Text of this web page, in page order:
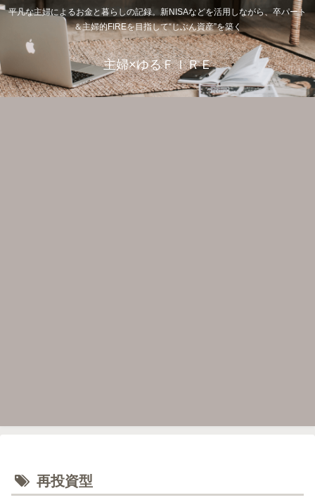
平凡な主婦によるお金と暮らしの記録。新NISAなどを活用しながら、卒パート
＆主婦的FIREを目指して“じぶん資産”を築く
主婦×ゆるＦＩＲＥ
再投資型